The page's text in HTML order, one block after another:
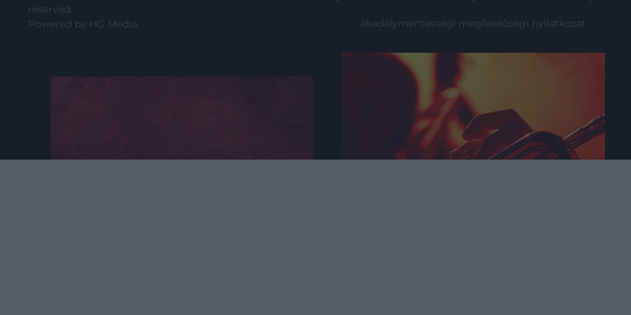
reserved.
Powered by HG Media. akadálymentességi megfelelőségi nyilatkozat